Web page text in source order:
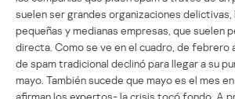
suelen ser grandes organizaciones delictivas,
pequeñas y medianas empresas, que suelen
directa. Como se ve en el cuadro, de febrero
de spam tradicional declinó para llegar a su
mayo. También sucede que mayo es el mes